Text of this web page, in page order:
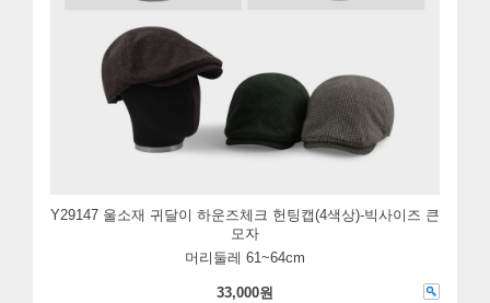
Y29147 울소재 귀달이 하운즈체크 헌팅캡(4색상)-빅사이즈 큰
모자
머리둘레 61~64cm
33,000원